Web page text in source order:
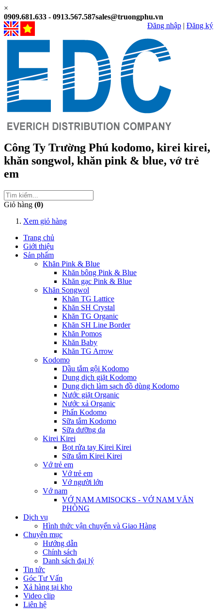
×
0909.681.633 - 0913.567.587sales@truongphu.vn
Đăng nhập | Đăng ký
Công Ty Trường Phú kodomo, kirei kirei,
khăn songwol, khăn pink & blue, vớ trẻ
em
Giỏ hàng (0)
Xem giỏ hàng
Trang chủ
Giới thiệu
Sản phẩm
Khăn Pink & Blue
Khăn bông Pink & Blue
Khăn gạc Pink & Blue
Khăn Songwol
Khăn TG Lattice
Khăn SH Crystal
Khăn TG Organic
Khăn SH Line Border
Khăn Pomos
Khăn Baby
Khăn TG Arrow
Kodomo
Dầu tắm gội Kodomo
Dung dịch giặt Kodomo
Dung dịch làm sạch đồ dùng Kodomo
Nước giặt Organic
Nước xả Organic
Phấn Kodomo
Sữa tắm Kodomo
Sữa dưỡng da
Kirei Kirei
Bọt rửa tay Kirei Kirei
Sữa tắm Kirei Kirei
Vớ trẻ em
Vớ trẻ em
Vớ người lớn
Vớ nam
VỚ NAM AMISOCKS - VỚ NAM VĂN
PHÒNG
Dịch vụ
Hình thức vận chuyển và Giao Hàng
Chuyên mục
Hướng dẫn
Chính sách
Danh sách đại lý
Tin tức
Góc Tư Vấn
Xả hàng tại kho
Video clip
Liên hệ